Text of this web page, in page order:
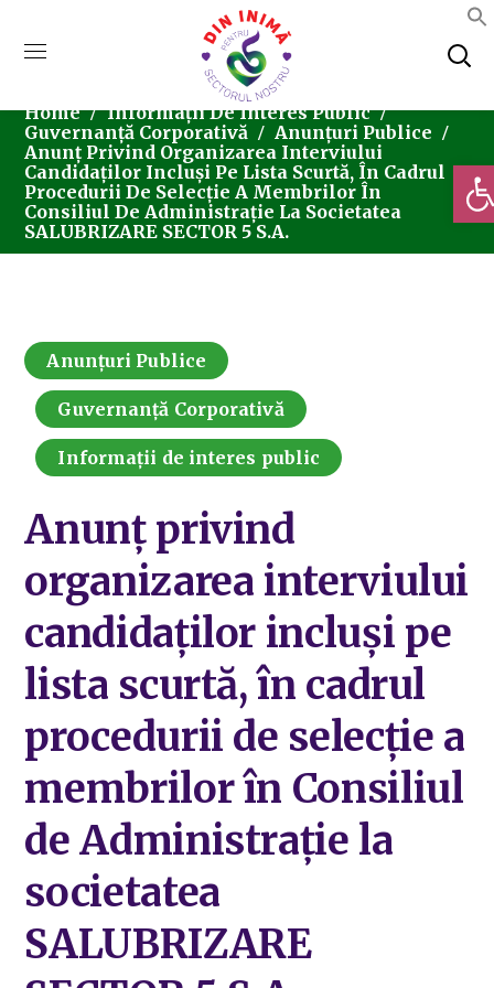
Home
Informații De Interes Public
Guvernanță Corporativă
Anunțuri Publice
Anunț Privind Organizarea Interviului
Candidaților Incluși Pe Lista Scurtă, În Cadrul
Procedurii De Selecție A Membrilor În
Consiliul De Administrație La Societatea
SALUBRIZARE SECTOR 5 S.A.
Anunțuri Publice
Guvernanță Corporativă
Informații de interes public
Anunț privind
organizarea interviului
candidaților incluși pe
lista scurtă, în cadrul
procedurii de selecție a
membrilor în Consiliul
de Administrație la
societatea
SALUBRIZARE